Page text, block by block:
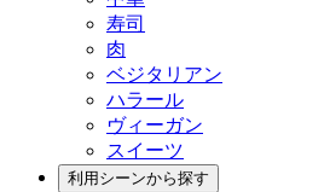
寿司
肉
ベジタリアン
ハラール
ヴィーガン
スイーツ
利用シーンから探す